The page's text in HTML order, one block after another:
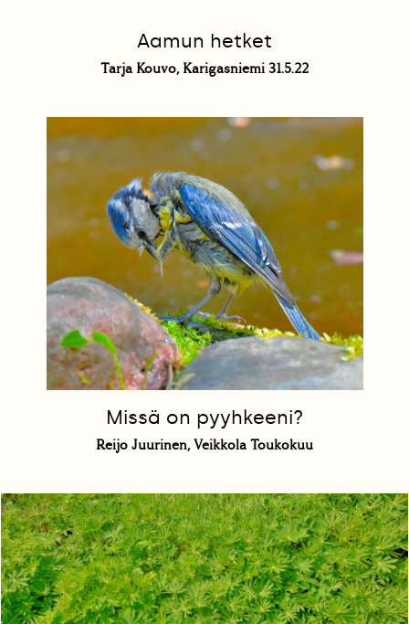
Aamun hetket
Tarja Kouvo, Karigasniemi 31.5.22
Missä on pyyhkeeni?
Reijo Juurinen, Veikkola Toukokuu